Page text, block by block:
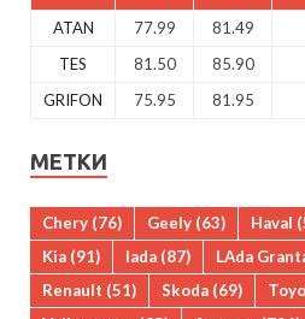
ATAN 77.99 81.49
TES
81.50 85.90
GRIFON
75.95 81.95
МЕТКИ
Chery (76) Geely (63) Haval
Kia (91) lada (87) LAda
Renault (51) Skoda (69)